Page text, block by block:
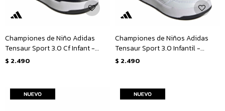
Championes de Niño Adidas
Tensaur Sport 3.0 Cf Infant -
Negro
$ 2.490
Championes de Niños Adidas
Tensaur Sport 3.0 Infantil -
Blanco - Negro
$ 2.490